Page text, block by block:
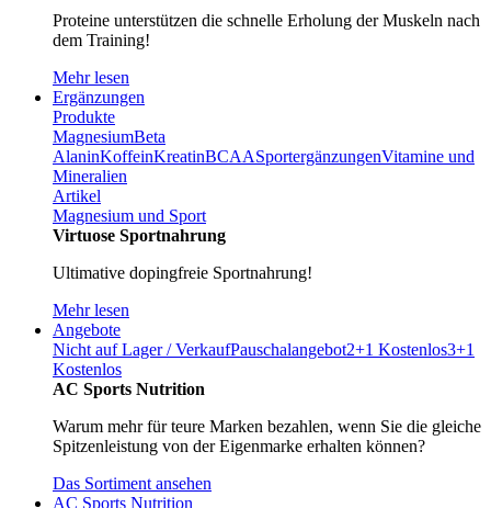
Proteine unterstützen die schnelle Erholung der Muskeln nach
dem Training!
Mehr lesen
Ergänzungen
Produkte
MagnesiumBeta
AlaninKoffeinKreatinBCAASportergänzungenVitamine und
Mineralien
Artikel
Magnesium und Sport
Virtuose Sportnahrung
Ultimative dopingfreie Sportnahrung!
Mehr lesen
Angebote
Nicht auf Lager / VerkaufPauschalangebot2+1 Kostenlos3+1
Kostenlos
AC Sports Nutrition
Warum mehr für teure Marken bezahlen, wenn Sie die gleiche
Spitzenleistung von der Eigenmarke erhalten können?
Das Sortiment ansehen
AC Sports Nutrition